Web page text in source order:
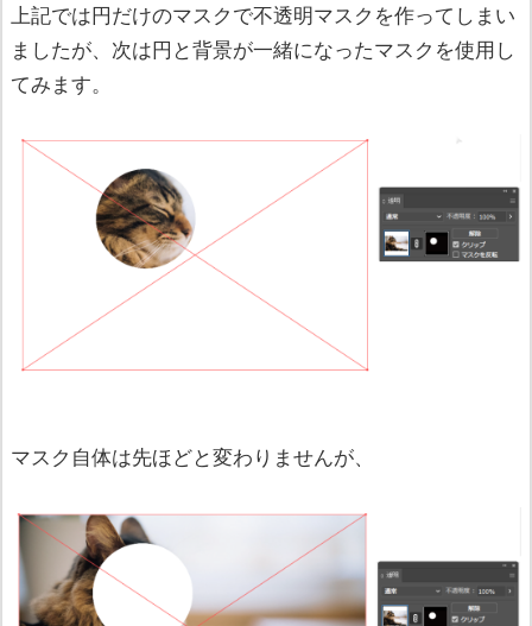
上記では円だけのマスクで不透明マスクを作ってしまい
ましたが、次は円と背景が一緒になったマスクを使用し
てみます。
マスク自体は先ほどと変わりませんが、